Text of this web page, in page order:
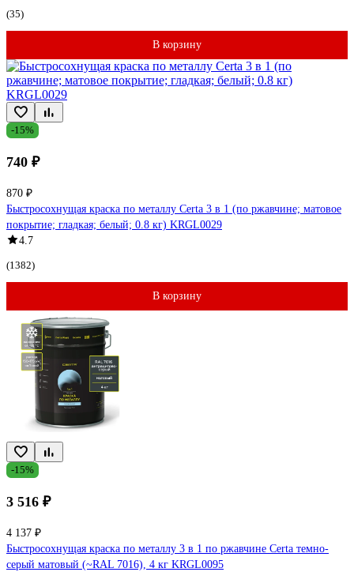
(35)
В корзину
-15%
740 ₽
870 ₽
Быстросохнущая краска по металлу Certa 3 в 1 (по ржавчине; матовое
покрытие; гладкая; белый; 0.8 кг) KRGL0029
4.7
(1382)
В корзину
-15%
3 516 ₽
4 137 ₽
Быстросохнущая краска по металлу 3 в 1 по ржавчине Certa темно-
серый матовый (~RAL 7016), 4 кг KRGL0095